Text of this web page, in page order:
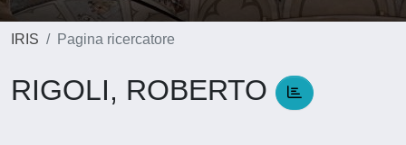
IRIS Pagina ricercatore
RIGOLI, ROBERTO